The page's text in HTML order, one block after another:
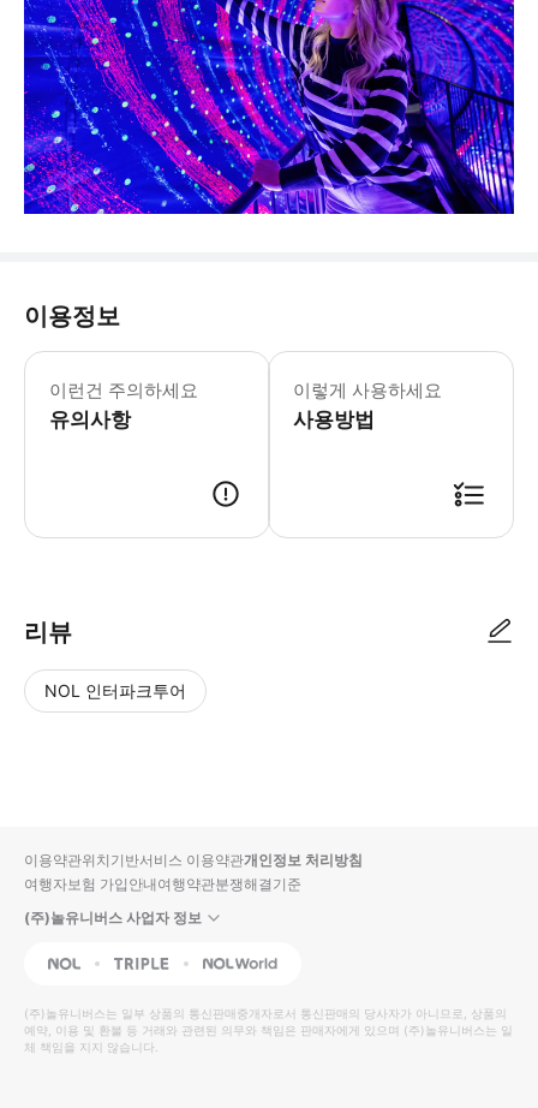
이용정보
이런건 주의하세요
유의사항
월요일-일요일: 10:00-22:00
* 쿠알라룸푸르 뮤지엄 오브 일루전
이렇게 사용하세요
사용방법
리뷰
NOL 인터파크투어
입니
다.
높
은
순
동
영
상
순
상
이용약관위치기반서비스 이용약관개인정보 처리방침
여행자보험 가입안내여행약관분쟁해결기준
(주)놀유니버스 사업자 정보
NOL Triple Interpark Global
(주)놀유니버스는 일부 상품의 통신판매중개자로서 통신판매의 당사자가 아니므로, 상품의
예약, 이용 및 환불 등 거래와 관련된 의무와 책임은 판매자에게 있으며 (주)놀유니버스는 일
체 책임을 지지 않습니다.